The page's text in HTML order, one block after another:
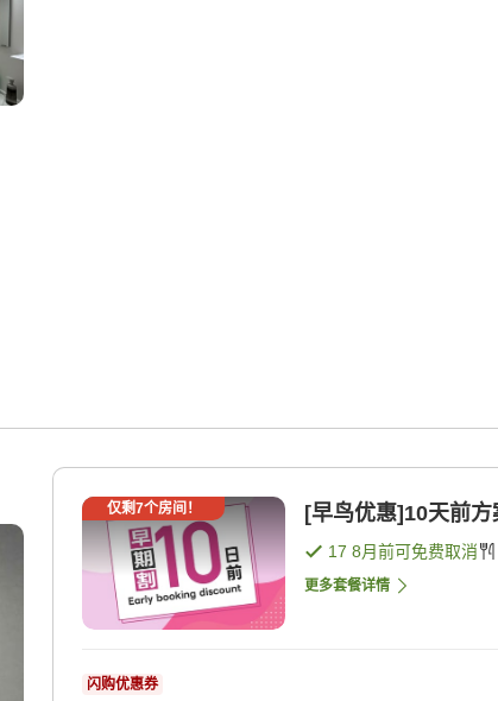
仅剩7个房间！ [早鸟优惠]10天前
17 8月前可免费取消
更多套餐详情
闪购优惠券